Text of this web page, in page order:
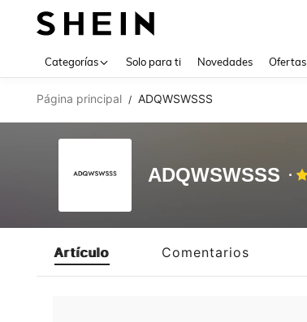
Categorías Solo para ti Novedades Ofertas
Página principal / ADQWSWSSS
ADQWSWSSS
Artículo Comentarios